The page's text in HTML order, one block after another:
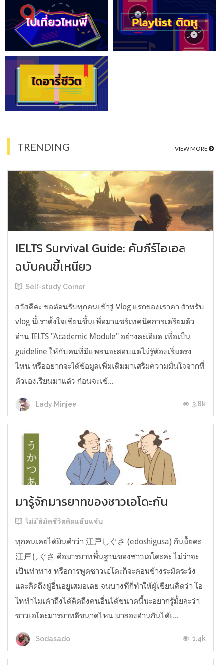
TRENDING VIEW MORE
IELTS Survival Guide: คัมภีร์ไอเอล
ฉบับคนขี้เหนียว
Self-study Corner
สวัสดีค่ะ ขอต้อนรับทุกคนเข้าสู่ Vlog แรกของเราค่า สำหรับ
vlog นี้เราตั้งใจเขียนขึ้นเพื่อมาแชร์เทคนิคการเตรียมตัว
อ่าน IELTS "Academic Module" อย่างละเอียด เพื่อเป็น
guideline ให้กับคนที่มีแพลนจะสอบแต่ไม่รู้ต้องเริ่มตรง
ไหน หรืออยากจะได้ข้อมูลเพิ่มเติมมาเสริมความมั่นใจจากที่
ตัวเองเรียนมาแล้ว ก่อนจะเข้...
Lady Minjee 3.8k
มารู้จักมารยาทของชาวเอโดะกัน
ไม่มีลิมิตชีวิตติดแอ๊บแจ๊บ
ทุกคนเคยได้ยินคำว่า 江戸しぐさ (edoshigusa) กันมั้ยคะ
江戸しぐさ คือมารยาทพื้นฐานของชาวเอโดะค่ะ ไม่ว่าจะ
เป็นท่าทาง หรือการพูดชาวเอโดะก็จะค่อนข้างระมัดระวัง
และคิดถึงผู้อื่นอยู่เสมอเลย จนบางทีก็ทำให้ผู้เขียนคิดว่า โอ
โหทำไมเค้าถึงได้คิดถึงคนอื่นได้ขนาดนี้นะอยากรู้มั้ยคะว่า
ชาวเอโดะมารยาทดีขนาดไหน มาลองอ่านกันได้เ...
Sodasado 1.4k